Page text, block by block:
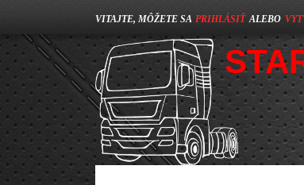
VITAJTE, MÔŽETE SA PRIHLÁSIŤ ALEBO